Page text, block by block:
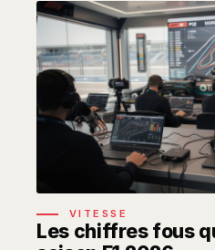
VITESSE
Les chiffres fous